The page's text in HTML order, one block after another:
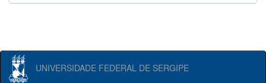
UNIVERSIDADE FEDERAL DE SERGIPE